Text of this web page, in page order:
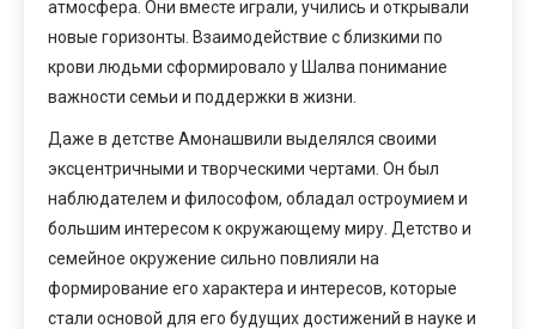
атмосфера. Они вместе играли, учились и открывали
новые горизонты. Взаимодействие с близкими по
крови людьми сформировало у Шалва понимание
важности семьи и поддержки в жизни.
Даже в детстве Амонашвили выделялся своими
эксцентричными и творческими чертами. Он был
наблюдателем и философом, обладал остроумием и
большим интересом к окружающему миру. Детство и
семейное окружение сильно повлияли на
формирование его характера и интересов, которые
стали основой для его будущих достижений в науке и